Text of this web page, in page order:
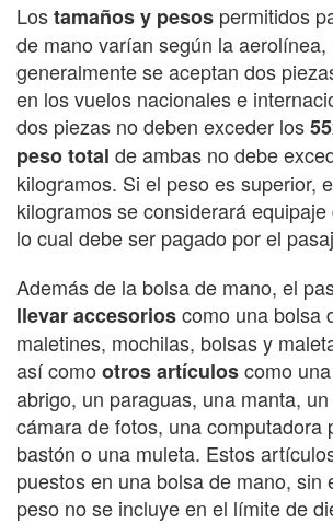
Lostamaños y pesos permitidos
de mano varían según la aerolínea,
generalmente se aceptan dos
en los vuelos nacionales e
dos piezas no deben exceder los
peso total de ambas no debe
kilogramos. Si el peso es superior,
kilogramos se considerará
lo cual debe ser pagado por el
Además de la bolsa de mano, el
llevar accesorioscomo una bolsa
maletines, mochilas, bolsas y
así como otros artículoscomo
abrigo, un paraguas, una manta,
cámara de fotos, una computadora
bastón o una muleta. Estos
puestos en una bolsa de mano, sin
peso no se incluye en el límite de